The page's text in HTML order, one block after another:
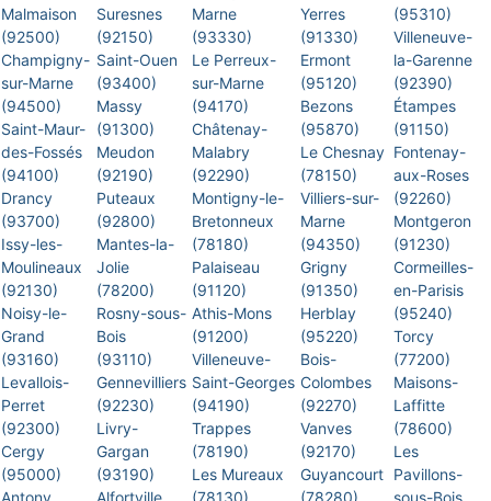
Malmaison
(92500)
Champigny-
sur-Marne
(94500)
Saint-Maur-
des-Fossés
(94100)
Drancy
(93700)
Issy-les-
Moulineaux
(92130)
Noisy-le-
Grand
(93160)
Levallois-
Perret
(92300)
Cergy
(95000)
Antony
Suresnes
(92150)
Saint-Ouen
(93400)
Massy
(91300)
Meudon
(92190)
Puteaux
(92800)
Mantes-la-
Jolie
(78200)
Rosny-sous-
Bois
(93110)
Gennevilliers
(92230)
Livry-
Gargan
(93190)
Alfortville
Marne
(93330)
Le Perreux-
sur-Marne
(94170)
Châtenay-
Malabry
(92290)
Montigny-le-
Bretonneux
(78180)
Palaiseau
(91120)
Athis-Mons
(91200)
Villeneuve-
Saint-Georges
(94190)
Trappes
(78190)
Les Mureaux
(78130)
Yerres
(91330)
Ermont
(95120)
Bezons
(95870)
Le Chesnay
(78150)
Villiers-sur-
Marne
(94350)
Grigny
(91350)
Herblay
(95220)
Bois-
Colombes
(92270)
Vanves
(92170)
Guyancourt
(78280)
(95310)
Villeneuve-
la-Garenne
(92390)
Étampes
(91150)
Fontenay-
aux-Roses
(92260)
Montgeron
(91230)
Cormeilles-
en-Parisis
(95240)
Torcy
(77200)
Maisons-
Laffitte
(78600)
Les
Pavillons-
sous-Bois